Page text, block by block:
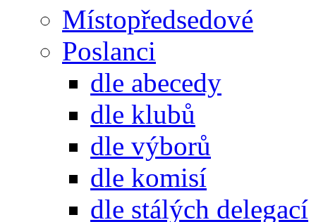
Místopředsedové
Poslanci
dle abecedy
dle klubů
dle výborů
dle komisí
dle stálých delegací